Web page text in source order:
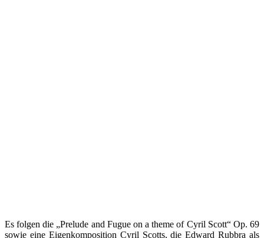
Es folgen die „Prelude and Fugue on a theme of Cyril Scott“ Op. 69
sowie eine Eigenkomposition Cyril Scotts, die Edward Rubbra als